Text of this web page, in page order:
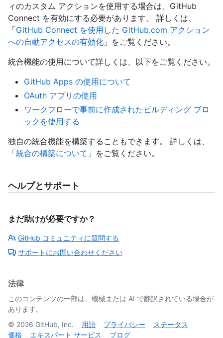
ィのカスタム アクションを使用する場合は、GitHub
Connect を有効にする必要があります。 詳しくは、
「GitHub Connect を使用した GitHub.com アクション
への自動アクセスの有効化 」をご覧ください。
統合機能の使用について詳しくは、以下をご覧ください。
GitHub Apps の使用について
OAuth アプリの使用
ワークフローで事前に作成されたビルディング ブロ
ックを使用する
独自の統合機能を構築することもできます。 詳しくは、
「統合の構築について 」をご覧ください。
ヘルプとサポート
まだ助けが必要ですか？
GitHub コミュニティに質問する
サポートにお問い合わせください
法律
このコンテンツの一部は、機械または AI で翻訳されている場合が
あります。
© 2026 GitHub, Inc. 用語 プライバシー
ステータス
価格
エキスパート サービス ブログ